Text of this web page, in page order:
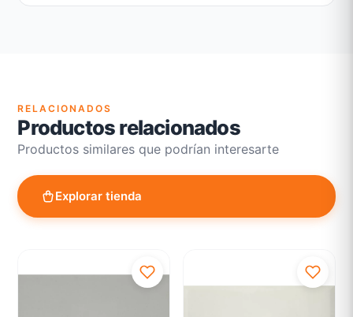
RELACIONADOS
Productos relacionados
Productos similares que podrían interesarte
Explorar tienda